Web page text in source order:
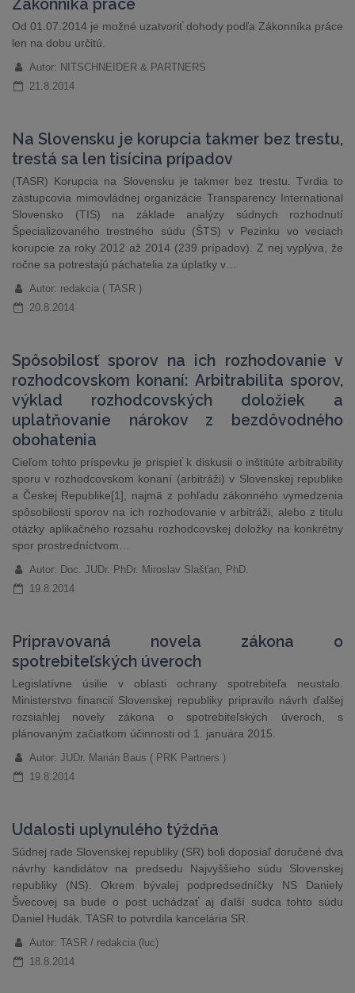
Zákonníka práce
Od 01.07.2014 je možné uzatvoriť dohody podľa Zákonníka práce
len na dobu určitú.
Autor: NITSCHNEIDER & PARTNERS
21.8.2014
Na Slovensku je korupcia takmer bez trestu,
trestá sa len tisícina prípadov
(TASR) Korupcia na Slovensku je takmer bez trestu. Tvrdia to
zástupcovia mimovládnej organizácie Transparency International
Slovensko (TIS) na základe analýzy súdnych rozhodnutí
Špecializovaného trestného súdu (ŠTS) v Pezinku vo veciach
korupcie za roky 2012 až 2014 (239 prípadov). Z nej vyplýva, že
ročne sa potrestajú páchatelia za úplatky v…
Autor: redakcia ( TASR )
20.8.2014
Spôsobilosť sporov na ich rozhodovanie v
rozhodcovskom konaní: Arbitrabilita sporov,
výklad rozhodcovských doložiek a
uplatňovanie nárokov z bezdôvodného
obohatenia
Cieľom tohto príspevku je prispieť k diskusii o inštitúte arbitrability
sporu v rozhodcovskom konaní (arbitráži) v Slovenskej republike
a Českej Republike[1], najmä z pohľadu zákonného vymedzenia
spôsobilosti sporov na ich rozhodovanie v arbitráži, alebo z titulu
otázky aplikačného rozsahu rozhodcovskej doložky na konkrétny
spor prostredníctvom…
Autor: Doc. JUDr. PhDr. Miroslav Slašťan, PhD.
19.8.2014
Pripravovaná novela zákona o
spotrebiteľských úveroch
Legislatívne úsilie v oblasti ochrany spotrebiteľa neustalo.
Ministerstvo financií Slovenskej republiky pripravilo návrh ďalšej
rozsiahlej novely zákona o spotrebiteľských úveroch, s
plánovaným začiatkom účinnosti od 1. januára 2015.
Autor: JUDr. Marián Baus ( PRK Partners )
19.8.2014
Udalosti uplynulého týždňa
Súdnej rade Slovenskej republiky (SR) boli doposiaľ doručené dva
návrhy kandidátov na predsedu Najvyššieho súdu Slovenskej
republiky (NS). Okrem bývalej podpredsedníčky NS Daniely
Švecovej sa bude o post uchádzať aj ďalší sudca tohto súdu
Daniel Hudák. TASR to potvrdila kancelária SR.
Autor: TASR / redakcia (luc)
18.8.2014